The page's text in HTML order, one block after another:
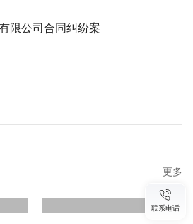
限公司合同纠纷案
更多
联系电话